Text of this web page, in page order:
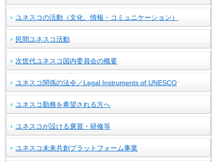
ユネスコの活動（文化、情報・コミュニケーション）
民間ユネスコ活動
次世代ユネスコ国内委員会の概要
ユネスコ関係の法令／Legal Instruments of UNESCO
ユネスコ勤務を希望される方へ
ユネスコが設ける褒賞・研修等
ユネスコ未来共創プラットフォーム事業